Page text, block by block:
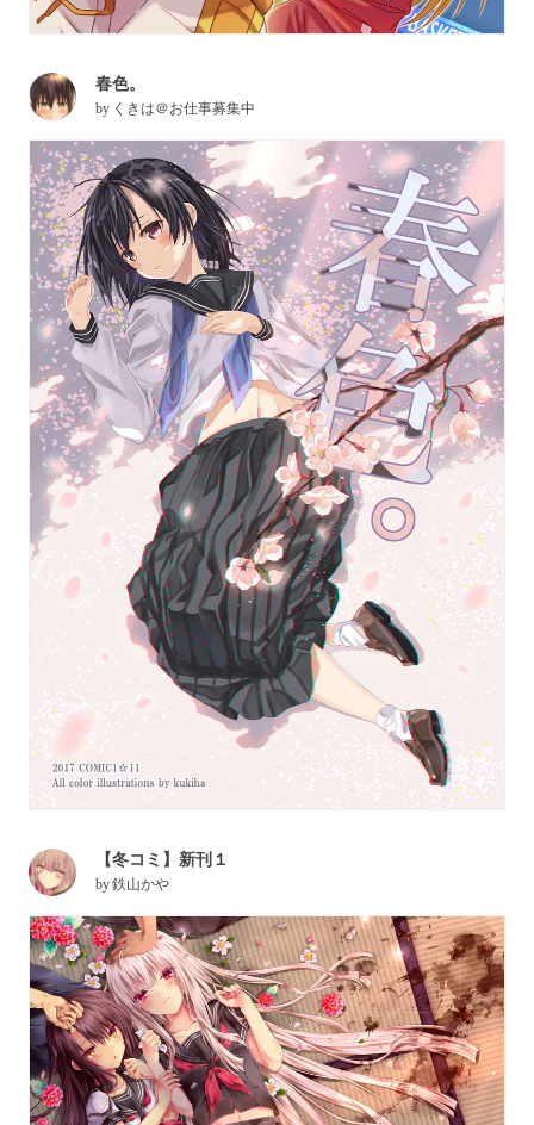
春色。
by くきは＠お仕事募集中
【冬コミ】新刊１
by鉄山かや